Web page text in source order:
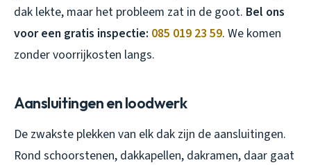
dak lekte, maar het probleem zat in de goot. Bel ons
voor een gratis inspectie: 085 019 23 59. We komen
zonder voorrijkosten langs.
Aansluitingen en loodwerk
De zwakste plekken van elk dak zijn de aansluitingen.
Rond schoorstenen, dakkapellen, dakramen, daar gaat